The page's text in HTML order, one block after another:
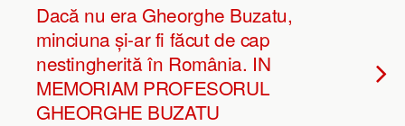
Dacă nu era Gheorghe Buzatu,
minciuna și-ar fi făcut de cap
nestingherită în România. IN
MEMORIAM PROFESORUL
GHEORGHE BUZATU